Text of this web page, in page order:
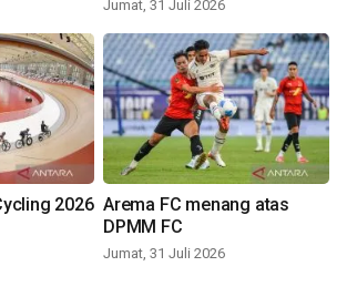
Jumat, 31 Juli 2026
2026 Arema FC menang atas
DPMM FC
Jumat, 31 Juli 2026